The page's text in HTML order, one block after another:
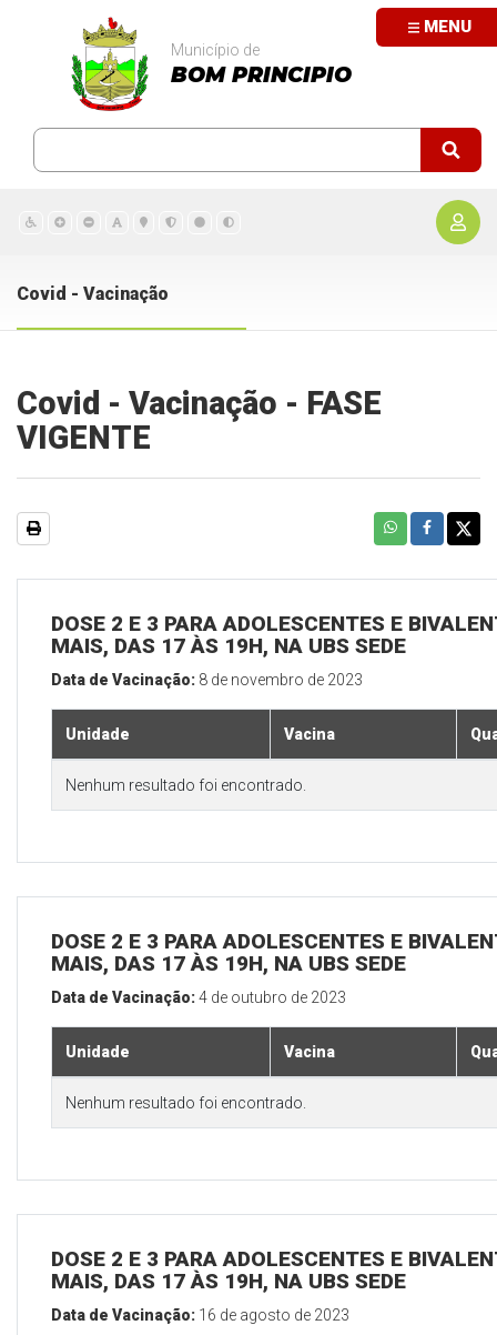
MENU
Município de
BOM PRINCIPIO
Covid - Vacinação
Covid - Vacinação - FASE
VIGENTE
DOSE 2 E 3 PARA ADOLESCENTES E
MAIS, DAS 17 ÀS 19H, NA UBS SEDE
Data de Vacinação: 8 de novembro de 2023
Unidade Vacina
Nenhum resultado foi encontrado.
DOSE 2 E 3 PARA ADOLESCENTES E
MAIS, DAS 17 ÀS 19H, NA UBS SEDE
Data de Vacinação:4 de outubro de 2023
Unidade Vacina
Nenhum resultado foi encontrado.
DOSE 2 E 3 PARA ADOLESCENTES E
MAIS, DAS 17 ÀS 19H, NA UBS SEDE
Data de Vacinação: 16 de agosto de 2023